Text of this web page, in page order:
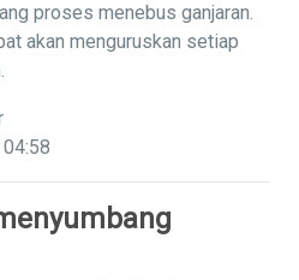
proses menebus ganjaran.
akan menguruskan setiap